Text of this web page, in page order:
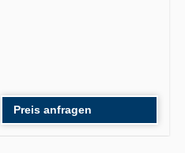
Preis anfragen